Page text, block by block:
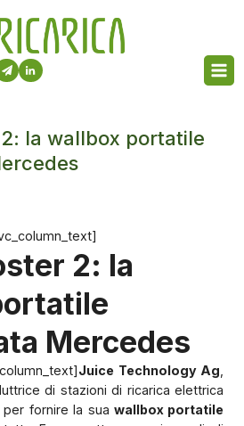
la wallbox portatile
2: la
Mercedes
Juice Technology Ag
di stazioni di ricarica elettrica
per fornire la suawallbox portatile